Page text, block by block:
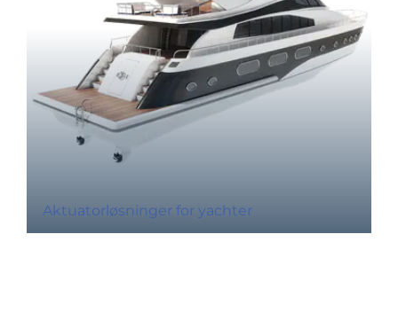
Aktuatorløsninger for yachter